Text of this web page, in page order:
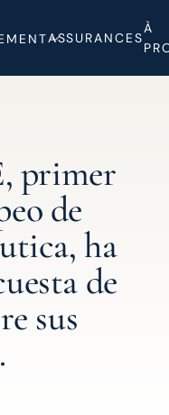
ASSURANCES
À
primer
de
ha
de
sus